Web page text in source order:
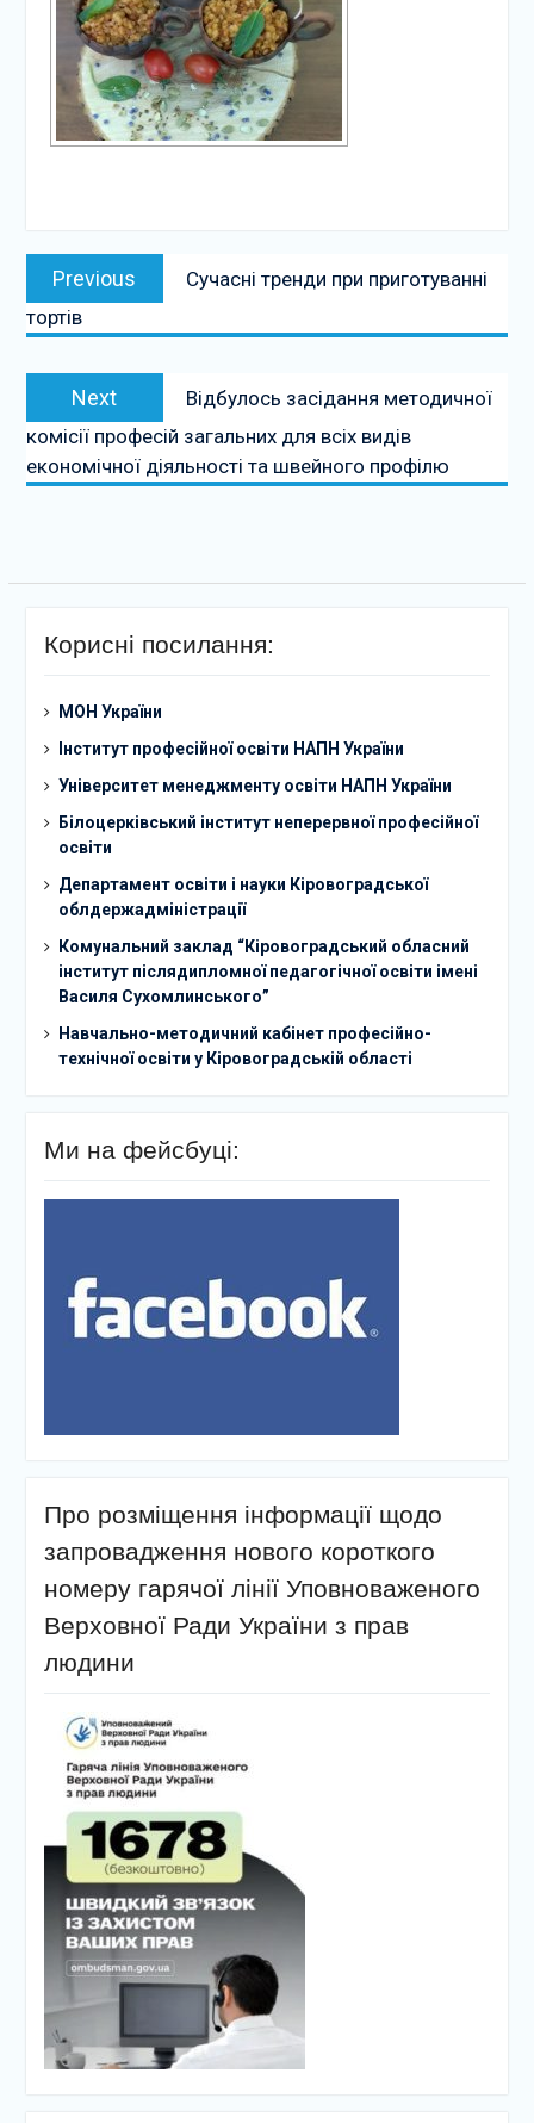
Навігація
записів
Previous
Previous
post:
Сучасні тренди при приготуванні
тортів
Next
Next
post:
Відбулось засідання методичної
комісії професій загальних для всіх видів
економічної діяльності та швейного профілю
Корисні посилання:
МОН України
Інститут професійної освіти НАПН України
Університет менеджменту освіти НАПН України
Білоцерківський інститут неперервної професійної
освіти
Департамент освіти і науки Кіровоградської
облдержадміністрації
Комунальний заклад “Кіровоградський обласний
інститут післядипломної педагогічної освіти імені
Василя Сухомлинського”
Навчально-методичний кабінет професійно-
технічної освіти у Кіровоградській області
Ми на фейсбуці:
Про розміщення інформації щодо
запровадження нового короткого
номеру гарячої лінії Уповноваженого
Верховної Ради України з прав
людини